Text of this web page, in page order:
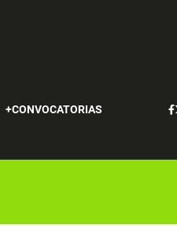
CONVOCATORIAS